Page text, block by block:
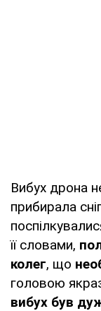
Вибух дрона
прибирала
її словами,
колег, що
головою
вибух був